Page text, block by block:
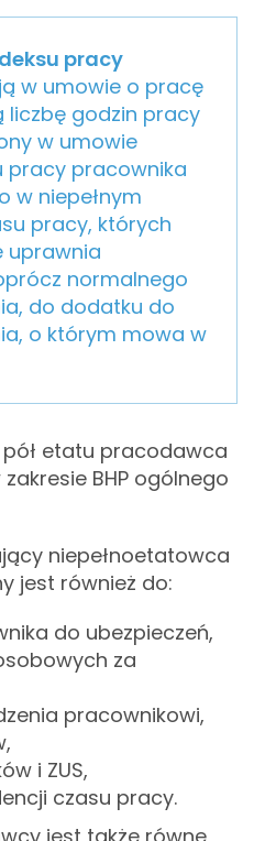
pracy
w umowie o pracę
liczbę godzin pracy
w umowie
pracy pracownika
w niepełnym
pracy, których
uprawnia
normalnego
do dodatku do
o którym mowa w
etatu pracodawca
BHP ogólnego
niepełnoetatowca
jest również do:
do ubezpieczeń,
za
pracownikowi,
i ZUS,
czasu pracy.